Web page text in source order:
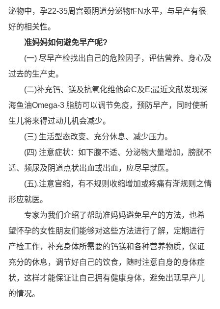
泌物中，孕22-35周宫颈阴道分泌物fFN水平，与早产有很
好的相关性。
准妈妈如何避免早产呢?
(一) 尽早产检找出自己的危险因子，评估营养、身心及
过去的生产史。
(二)补充钙、镁及抗氧化维他命C及E;最近文献发现深
海鱼油Omega-3 脂肪可以调节免疫，预防早产，同时使新
生儿将来得过动儿机会减少。
(三) 生活型态改变、充分休息、减少压力。
(四) 注意症状：如下腹不适、分泌物大量增加，膀胱不
适、频尿及阴道点状出血或出血，应尽早就医。
(五).注意宫缩，有不规则收缩增加或疼痛有渐规则之情
形应就医。
专家为我们介绍了帮助准妈妈避免早产的方法，也希
望怀孕的女性朋友们能够对这些方法进行了解，定期进行
产检工作，补充身体所需要的钙镁和各种营养物质，保证
充分的休息，调节好自己的饮食，随时注意自身的身体症
状，这样才能保证让自己拥有健康身体，避免出现早产儿
的情况。